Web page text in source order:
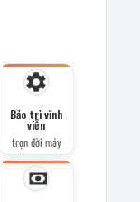
Bảo trì vĩnh
viễn
trọn đời máy